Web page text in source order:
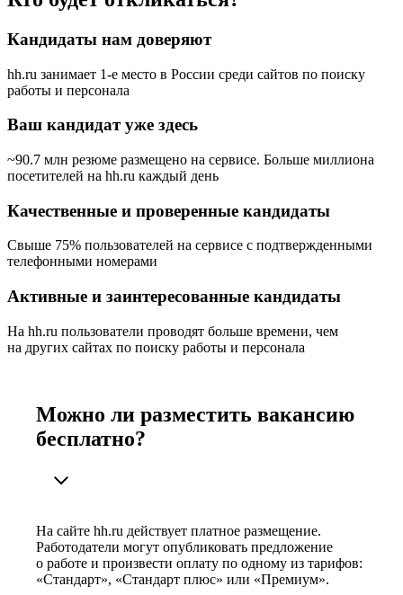
Кандидаты нам доверяют
hh.ru занимает 1-е место в России среди сайтов по поиску
работы и персонала
Ваш кандидат уже здесь
~90.7 млн резюме размещено на сервисе. Больше миллиона
посетителей на hh.ru каждый день
Качественные и проверенные кандидаты
Свыше 75% пользователей на сервисе с подтвержденными
телефонными номерами
Активные и заинтересованные кандидаты
На hh.ru пользователи проводят больше времени, чем
на других сайтах по поиску работы и персонала
Можно ли разместить вакансию
бесплатно?
На сайте hh.ru действует платное размещение.
Работодатели могут опубликовать предложение
о работе и произвести оплату по одному из тарифов:
«Стандарт», «Стандарт плюс» или «Премиум».